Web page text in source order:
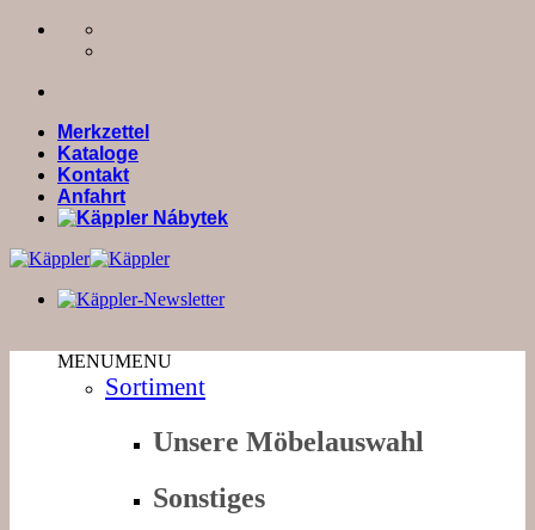
Zum
Merkzettel
Kataloge
Kontakt
Anfahrt
MENUMENU
Sortiment
Unsere Möbelauswahl
Sonstiges